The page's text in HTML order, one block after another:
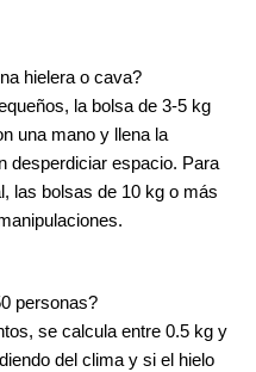
hielera o cava?
la bolsa de 3-5 kg
una mano y llena la
desperdiciar espacio. Para
las bolsas de 10 kg o más
personas?
se calcula entre 0.5 kg y
del clima y si el hielo